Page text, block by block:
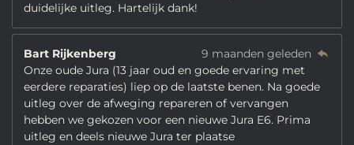
duidelijke uitleg. Hartelijk dank!
Bart Rijkenberg
9 maanden geleden
Onze oude Jura (13 jaar oud en goede ervaring met
eerdere reparaties) liep op de laatste benen. Na goede
uitleg over de afweging repareren of vervangen
hebben we gekozen voor een nieuwe Jura E6. Prima
uitleg en deels nieuwe Jura ter plaatse